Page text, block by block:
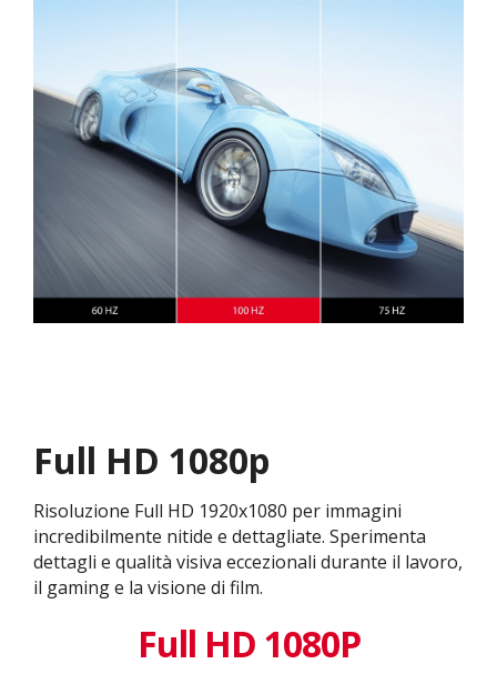
Full HD 1080p
Risoluzione Full HD 1920x1080 per immagini
incredibilmente nitide e dettagliate. Sperimenta
dettagli e qualità visiva eccezionali durante il lavoro,
il gaming e la visione di film.
Full HD 1080P